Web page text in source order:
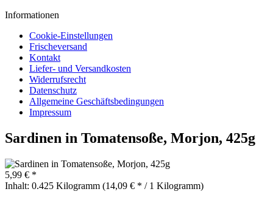
Informationen
Cookie-Einstellungen
Frischeversand
Kontakt
Liefer- und Versandkosten
Widerrufsrecht
Datenschutz
Allgemeine Geschäftsbedingungen
Impressum
Sardinen in Tomatensoße, Morjon, 425g
5,99 € *
Inhalt: 0.425 Kilogramm (14,09 € * / 1 Kilogramm)